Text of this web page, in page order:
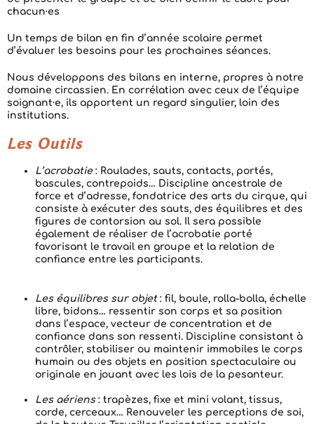
chacun·es
Un temps de bilan en fin d’année scolaire permet
d’évaluer les besoins pour les prochaines séances.
Nous développons des bilans en interne, propres à notre
domaine circassien. En corrélation avec ceux de l’équipe
soignant·e, ils apportent un regard singulier, loin des
institutions.
Les Outils
L’acrobatie: Roulades, sauts, contacts, portés,
bascules, contrepoids… Discipline ancestrale de
force et d’adresse, fondatrice des arts du cirque, qui
consiste à exécuter des sauts, des équilibres et des
figures de contorsion au sol. Il sera possible
également de réaliser de l’acrobatie porté
favorisant le travail en groupe et la relation de
confiance entre les participants.
Les équilibres sur objet: fil, boule, rolla-bolla, échelle
libre, bidons… ressentir son corps et sa position
dans l’espace, vecteur de concentration et de
confiance dans son ressenti. Discipline consistant à
contrôler, stabiliser ou maintenir immobiles le corps
humain ou des objets en position spectaculaire ou
originale en jouant avec les lois de la pesanteur.
Les aériens: trapèzes, fixe et mini volant, tissus,
corde, cerceaux… Renouveler les perceptions de soi,